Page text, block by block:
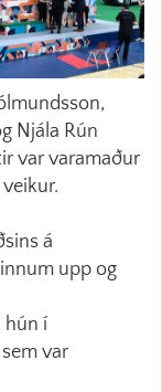
Njála Rún
var varamaður
á
upp og
hún í
var